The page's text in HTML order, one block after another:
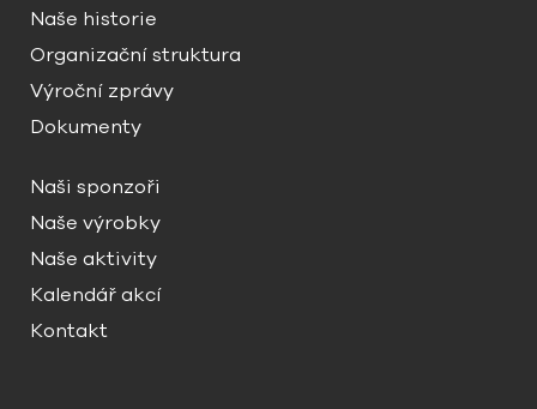
Naše historie
Organizační struktura
Výroční zprávy
Dokumenty
Naši sponzoři
Naše výrobky
Naše aktivity
Kalendář akcí
Kontakt